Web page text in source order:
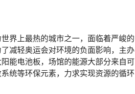
界上最热的城市之一，面临着严峻的
减轻奥运会对环境的负面影响，主办
能电池板，场馆的能源大部分来自可
统等环保元素，力求实现资源的循环